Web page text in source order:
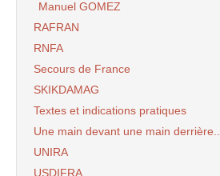
Manuel GOMEZ
RAFRAN
RNFA
Secours de France
SKIKDAMAG
Textes et indications pratiques
Une main devant une main derrière..
UNIRA
USDIFRA